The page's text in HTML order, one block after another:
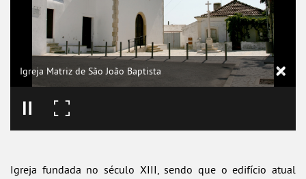
Igreja Matriz de São João Baptista
Igreja fundada no século XIII, sendo que o edifício atual